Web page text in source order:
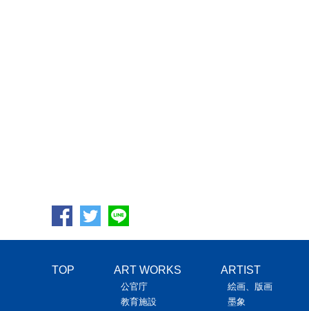
TOP ART WORKS
公官庁
教育施設
ARTIST
絵画、版画
墨象